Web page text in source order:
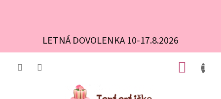
LETNÁ DOVOLENKA 10-17.8.2026